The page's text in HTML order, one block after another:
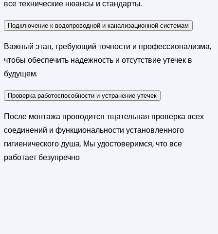
все технические нюансы и стандарты.
Подключение к водопроводной и канализационной системам
Важный этап, требующий точности и профессионализма,
чтобы обеспечить надежность и отсутствие утечек в
будущем.
Проверка работоспособности и устранение утечек
После монтажа проводится тщательная проверка всех
соединений и функциональности установленного
гигиенического душа. Мы удостоверимся, что все
работает безупречно